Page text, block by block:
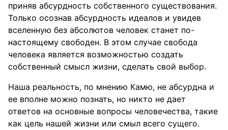
приняв абсурдность собственного существования.
Только осознав абсурдность идеалов и увидев
вселенную без абсолютов человек станет по-
настоящему свободен. В этом случае свобода
человека является возможностью создать
собственный смысл жизни, сделать свой выбор.
Наша реальность, по мнению Камю, не абсурдна и
ее вполне можно познать, но никто не дает
ответов на основные вопросы человечества, такие
как цель нашей жизни или смыл всего сущего.